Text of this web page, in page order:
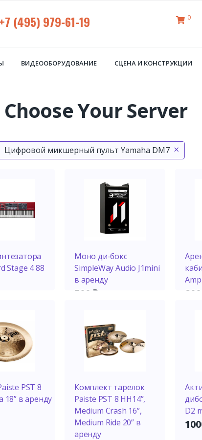
+7 (495) 979-61-19 0
ВИДЕООБОРУДОВАНИЕ СЦЕНА И КОНСТРУКЦИИ
Choose Your Server
Цифровой микшерный пульт Yamaha DM7 ×
Stage 4 88
Моно ди-бокс
SimpleWay Audio J1mini
в аренду
500 ₽
PST 8
18” в аренду
Комплект тарелок
Paiste PST 8 HH14”,
Medium Crash 16”,
Medium Ride 20” в
аренду
D2